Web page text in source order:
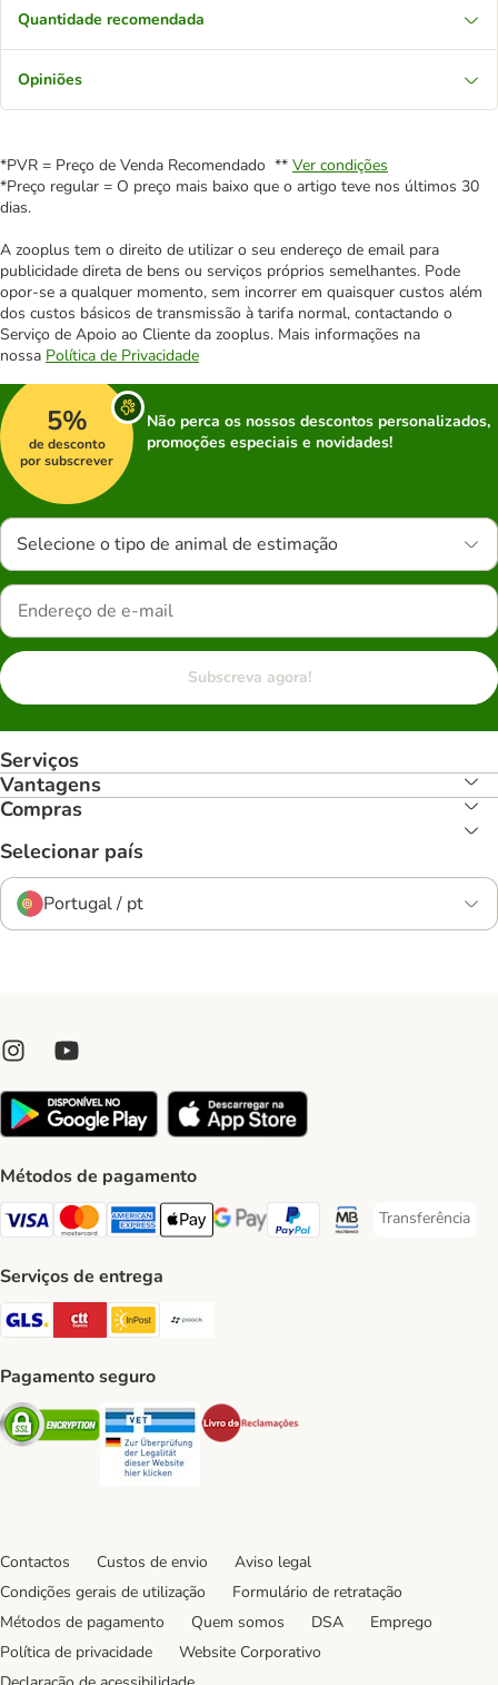
Quantidade recomendada
Opiniões
*PVR = Preço de Venda Recomendado ** Ver condições
*Preço regular = O preço mais baixo que o artigo teve nos últimos 30
dias.
A zooplus tem o direito de utilizar o seu endereço de email para
publicidade direta de bens ou serviços próprios semelhantes. Pode
opor-se a qualquer momento, sem incorrer em quaisquer custos além
dos custos básicos de transmissão à tarifa normal, contactando o
Serviço de Apoio ao Cliente da zooplus. Mais informações na
nossa Política de Privacidade
5%
de desconto
por subscrever
Não perca os nossos descontos personalizados,
promoções especiais e novidades!
Selecione o tipo de animal de estimação
Subscreva agora!
Serviços
Vantagens
Compras
Selecionar país
Portugal / pt
Métodos de pagamento
Visa Payment Method
Mastercard Payment Method
American Express Payment Method
Apple Pay Payment Method
Google Pay Payment Method
PayPal Payment Method
Multibanco Payment
Transferência
Transferência
Serviços de entrega
GLS Shipping Method
CTTExpress Shipping Method
InPost Shipping Method
Pagamento seguro
Security Security
Contactos Custos de envio
Aviso legal
Condições gerais de utilização
Formulário de retratação
Métodos de pagamento
Quem somos DSA
Emprego
Política de privacidade
Website Corporativo